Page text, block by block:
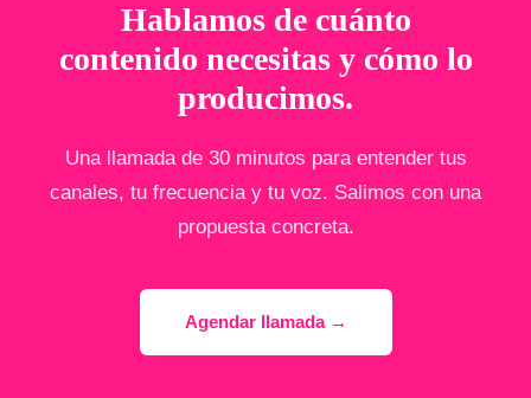
Hablamos de cuánto
contenido necesitas y cómo lo
producimos.
Una llamada de 30 minutos para entender tus
canales, tu frecuencia y tu voz. Salimos con una
propuesta concreta.
Agendar llamada →